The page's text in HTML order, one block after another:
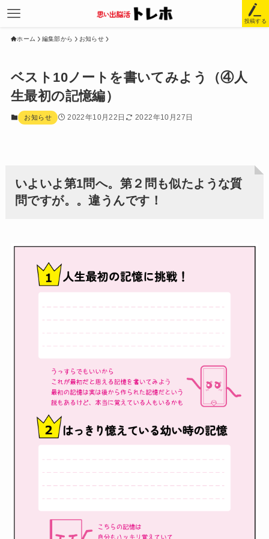
投稿する
ホーム 編集部から お知らせ
ベスト10ノートを書いてみよう（④人
生最初の記憶編）
お知らせ 2022年10月22日 2022年10月27日
いよいよ第1問へ。第２問も似たような質
問ですが。。違うんです！